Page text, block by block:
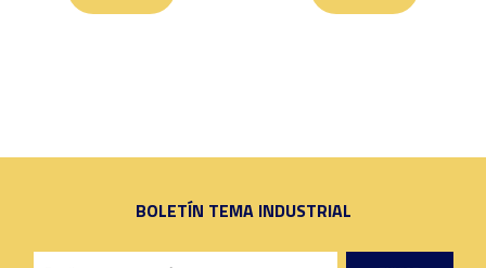
BOLETÍN TEMA INDUSTRIAL